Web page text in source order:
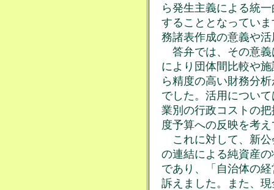
ら発生主義による統
することとなってい
務諸表作成の意義や
答弁では、その意義
により団体間比較や
ら精度の高い財務分
でした。活用につい
業別の行政コストの
度予算への反映を考
これに対して、新公
の連結による純資産
であり、「自治体の
訴えました。また、